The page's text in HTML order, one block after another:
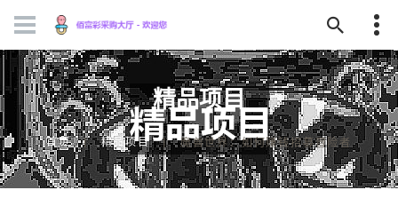
精品项目
首页 精品项目 魔兽世界：如何赚钱招募冒险者